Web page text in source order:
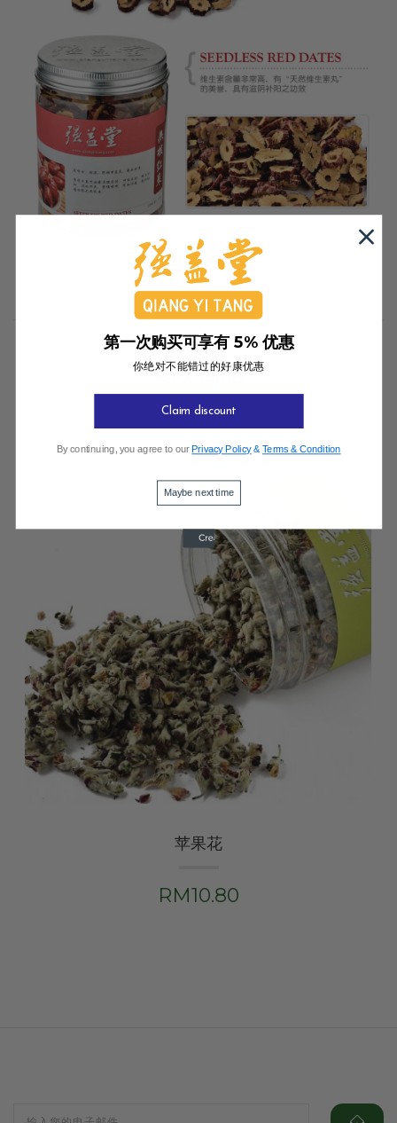
相关商品
苹果花
RM10.80
第一次购买可享有 5% 优惠
你绝对不能错过的好康优惠
Claim discount
By continuing, you agree to our Privacy Policy&Terms & Condition
Maybe next time